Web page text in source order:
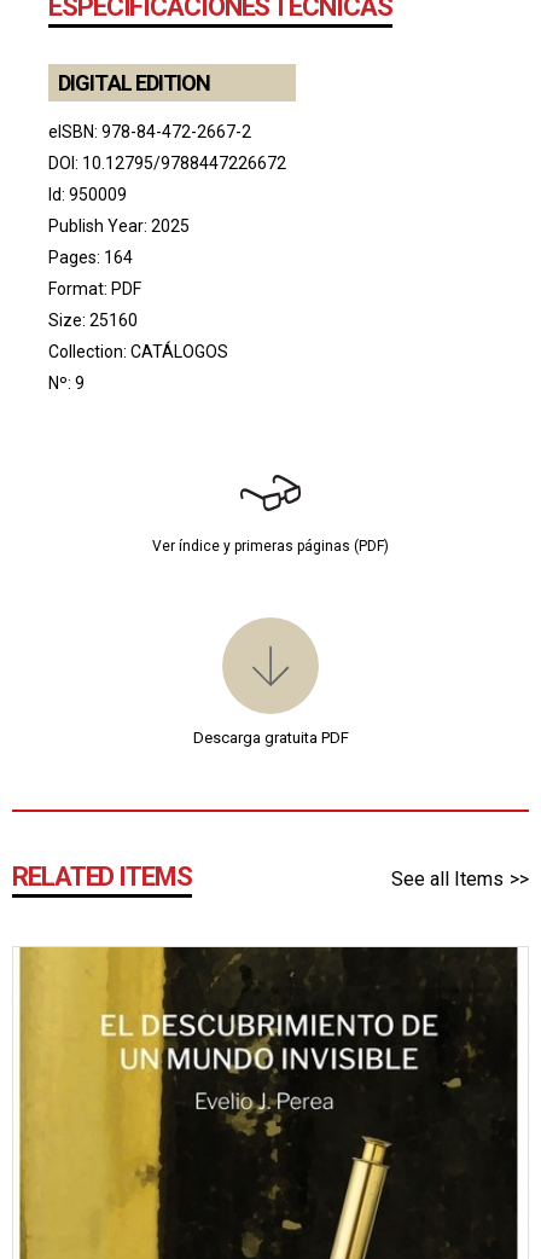
ESPECIFICACIONES TÉCNICAS
DIGITAL EDITION
eISBN: 978-84-472-2667-2
DOI: 10.12795/9788447226672
Id: 950009
Publish Year: 2025
Pages: 164
Format: PDF
Size: 25160
Collection: CATÁLOGOS
Nº: 9
Ver índice y primeras páginas (PDF)
Descarga gratuita PDF
RELATED ITEMS See all Items